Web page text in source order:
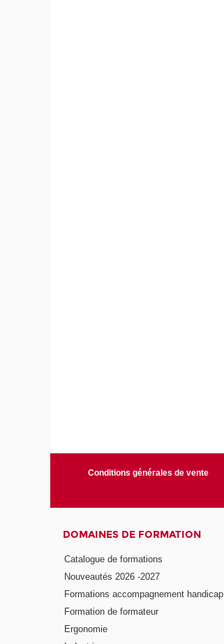
Conditions générales de vente
DOMAINES DE FORMATION
Catalogue de formations
Nouveautés 2026 -2027
Formations accompagnement handicap
Formation de formateur
Ergonomie